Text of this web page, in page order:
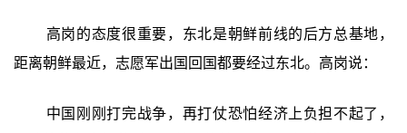
高岗的态度很重要，东北是朝鲜前线的后方总基地，
距离朝鲜最近，志愿军出国回国都要经过东北。高岗说：
中国刚刚打完战争，再打仗恐怕经济上负担不起了，